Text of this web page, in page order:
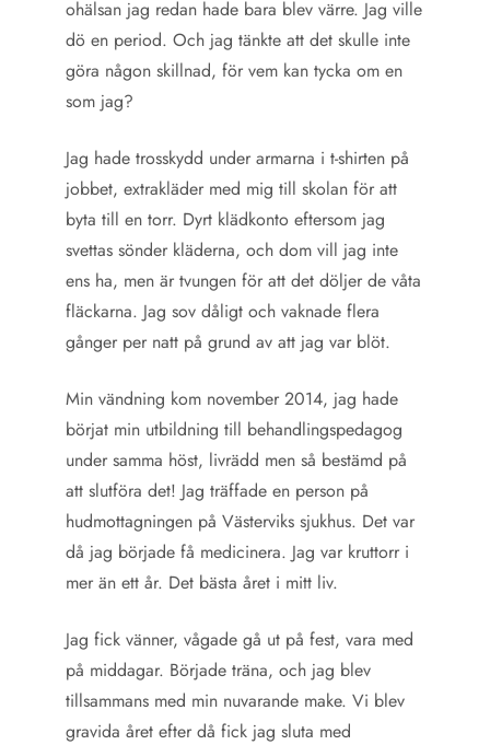
ohälsan jag redan hade bara blev värre. Jag ville
dö en period. Och jag tänkte att det skulle inte
göra någon skillnad, för vem kan tycka om en
som jag?
Jag hade trosskydd under armarna i t-shirten på
jobbet, extrakläder med mig till skolan för att
byta till en torr. Dyrt klädkonto eftersom jag
svettas sönder kläderna, och dom vill jag inte
ens ha, men är tvungen för att det döljer de våta
fläckarna. Jag sov dåligt och vaknade flera
gånger per natt på grund av att jag var blöt.
Min vändning kom november 2014, jag hade
börjat min utbildning till behandlingspedagog
under samma höst, livrädd men så bestämd på
att slutföra det! Jag träffade en person på
hudmottagningen på Västerviks sjukhus. Det var
då jag började få medicinera. Jag var kruttorr i
mer än ett år. Det bästa året i mitt liv.
Jag fick vänner, vågade gå ut på fest, vara med
på middagar. Började träna, och jag blev
tillsammans med min nuvarande make. Vi blev
gravida året efter då fick jag sluta med